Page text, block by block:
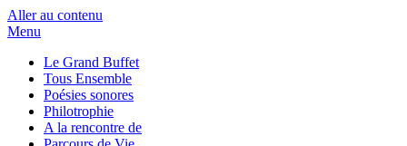
Aller au contenu
Menu
Le Grand Buffet
Tous Ensemble
Poésies sonores
Philotrophie
A la rencontre de